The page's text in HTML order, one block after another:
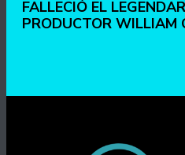
FALLECIÓ EL
PRODUCTOR WILLIAM